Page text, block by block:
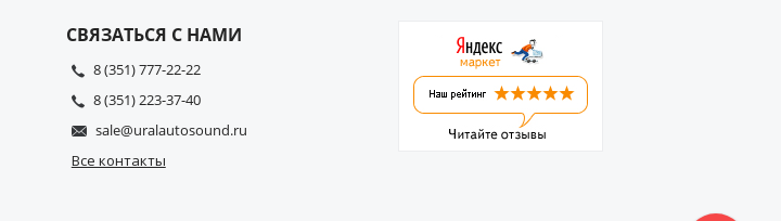
СВЯЗАТЬСЯ С НАМИ
8 (351) 777-22-22
8 (351) 223-37-40
sale@uralautosound.ru
Все контакты